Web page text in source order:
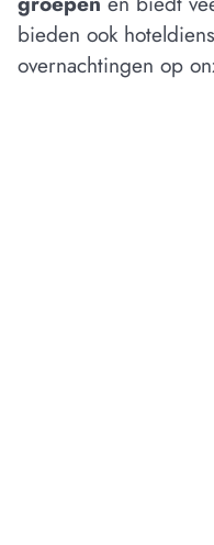
bieden ook
overnachtingen op